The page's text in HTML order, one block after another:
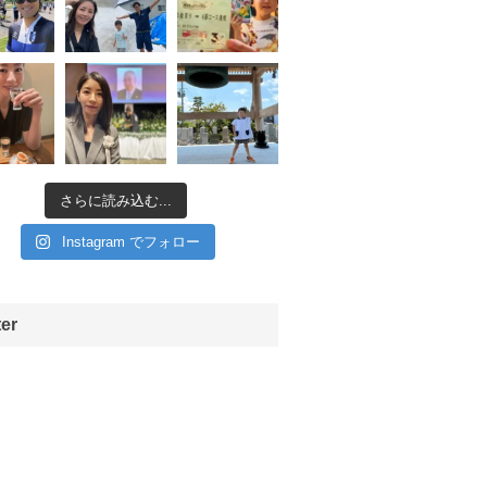
さらに読み込む...
Instagram でフォロー